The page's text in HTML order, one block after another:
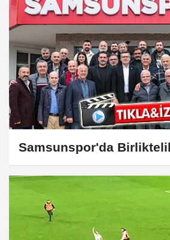
Samsunspor'da